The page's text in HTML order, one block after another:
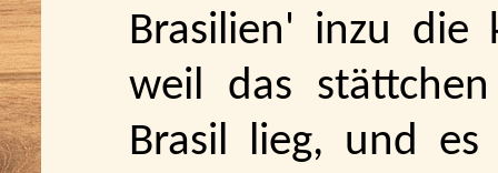
Brasilien' inzu die
weil das
Brasil lieg, und